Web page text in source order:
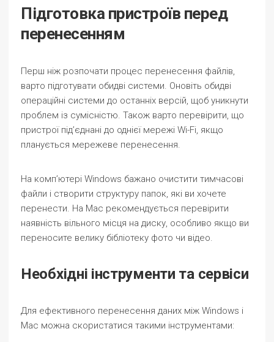
Підготовка пристроїв перед
перенесенням
Перш ніж розпочати процес перенесення файлів,
варто підготувати обидві системи. Оновіть обидві
операційні системи до останніх версій, щоб уникнути
проблем із сумісністю. Також варто перевірити, що
пристрої під’єднані до однієї мережі Wi-Fi, якщо
планується мережеве перенесення.
На комп’ютері Windows бажано очистити тимчасові
файли і створити структуру папок, які ви хочете
перенести. На Mac рекомендується перевірити
наявність вільного місця на диску, особливо якщо ви
переносите велику бібліотеку фото чи відео.
Необхідні інструменти та сервіси
Для ефективного перенесення даних між Windows і
Mac можна скористатися такими інструментами: